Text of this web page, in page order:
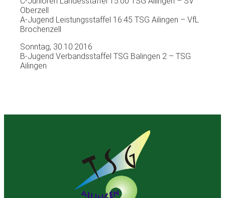
Oberzell
A-Jugend Leistungsstaffel 16:45 TSG Ailingen – VfL
Brochenzell
Sonntag, 30.10.2016
B-Jugend Verbandsstaffel TSG Balingen 2 – TSG
Ailingen